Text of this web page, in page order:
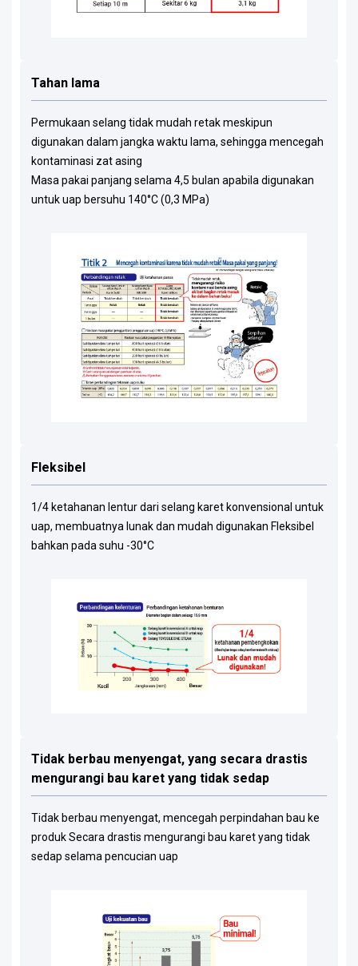
Tahan lama
Permukaan selang tidak mudah retak meskipun
digunakan dalam jangka waktu lama, sehingga mencegah
kontaminasi zat asing
Masa pakai panjang selama 4,5 bulan apabila digunakan
untuk uap bersuhu 140°C (0,3 MPa)
Fleksibel
1/4 ketahanan lentur dari selang karet konvensional untuk
uap, membuatnya lunak dan mudah digunakan Fleksibel
bahkan pada suhu -30°C
Tidak berbau menyengat, yang secara drastis
mengurangi bau karet yang tidak sedap
Tidak berbau menyengat, mencegah perpindahan bau ke
produk Secara drastis mengurangi bau karet yang tidak
sedap selama pencucian uap